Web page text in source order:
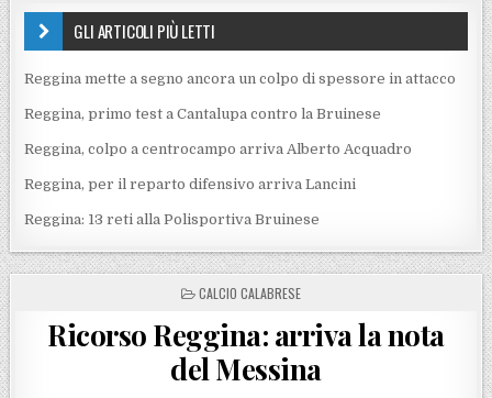
GLI ARTICOLI PIÙ LETTI
Reggina mette a segno ancora un colpo di spessore in attacco
Reggina, primo test a Cantalupa contro la Bruinese
Reggina, colpo a centrocampo arriva Alberto Acquadro
Reggina, per il reparto difensivo arriva Lancini
Reggina: 13 reti alla Polisportiva Bruinese
POSTED IN
CALCIO CALABRESE
Ricorso Reggina: arriva la nota
del Messina